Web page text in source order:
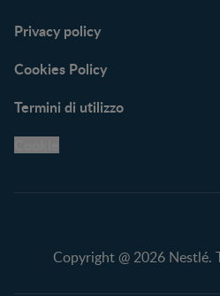
Privacy policy
Cookies Policy
Termini di utilizzo
Copyright @ 2026